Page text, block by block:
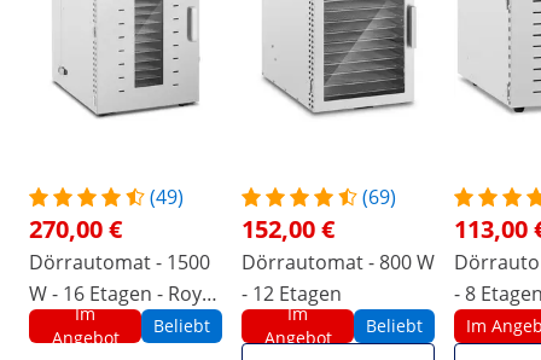
(49)
270,00 €
Dörrautomat - 1500
W - 16 Etagen - Royal
Catering
Im
Angebot
Beliebt
(69)
152,00 €
Dörrautomat - 800 W
- 12 Etagen
Im
Angebot
Beliebt
113,00
- 8
Catering
Im